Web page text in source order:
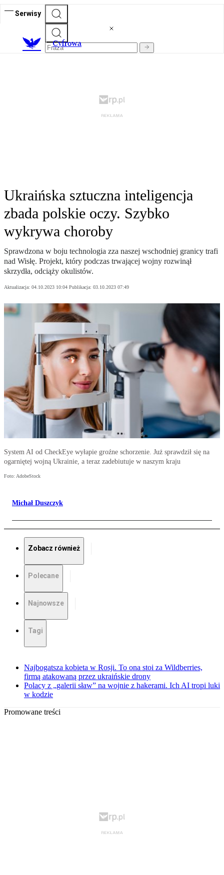
Serwisy
Cyfrowa
Ukraińska sztuczna inteligencja
zbada polskie oczy. Szybko
wykrywa choroby
Sprawdzona w boju technologia zza naszej wschodniej granicy trafi
nad Wisłę. Projekt, który podczas trwającej wojny rozwinął
skrzydła, odciąży okulistów.
Aktualizacja: 04.10.2023 10:04 Publikacja: 03.10.2023 07:49
System AI od CheckEye wyłapie groźne schorzenie. Już sprawdził się na
ogarniętej wojną Ukrainie, a teraz zadebiutuje w naszym kraju
Foto: AdobeStock
Michał Duszczyk
Zobacz również
Polecane
Najnowsze
Tagi
Najbogatsza kobieta w Rosji. To ona stoi za Wildberries,
firmą atakowaną przez ukraińskie drony
Polacy z „galerii sław” na wojnie z hakerami. Ich AI tropi luki
w kodzie
Promowane treści